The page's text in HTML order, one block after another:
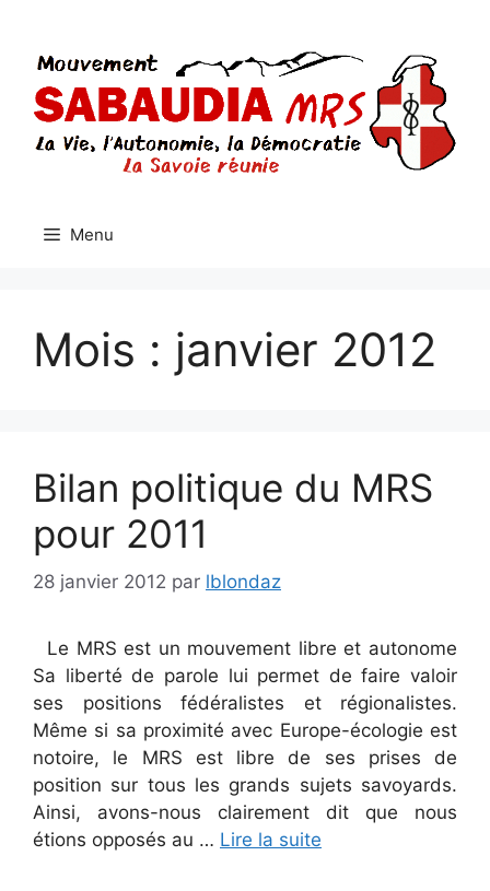
contenu
Menu
Mois : janvier 2012
Bilan politique du MRS
pour 2011
28 janvier 2012 par lblondaz
Le MRS est un mouvement libre et autonome
Sa liberté de parole lui permet de faire valoir
ses positions fédéralistes et régionalistes.
Même si sa proximité avec Europe-écologie est
notoire, le MRS est libre de ses prises de
position sur tous les grands sujets savoyards.
Ainsi, avons-nous clairement dit que nous
étions opposés au … Lire la suite